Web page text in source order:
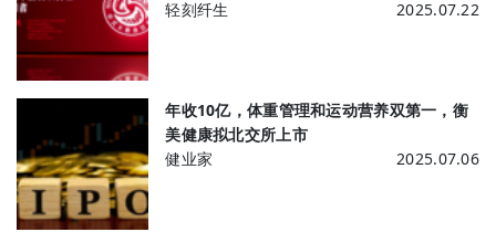
轻刻纤生
2025.07.22
年收10亿，体重管理和运动营养双第一，衡
美健康拟北交所上市
健业家
2025.07.06